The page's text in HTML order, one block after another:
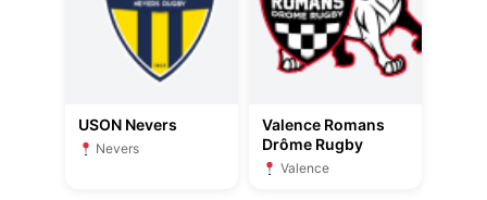
USON Nevers
Nevers
Valence Romans
Drôme Rugby
Valence